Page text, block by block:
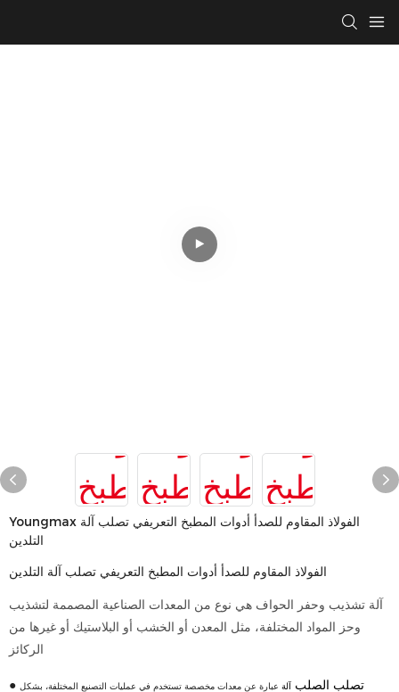
Youngmax الفولاذ المقاوم للصدأ أدوات المطبخ التعريفي تصلب آلة
التلدين
الفولاذ المقاوم للصدأ أدوات المطبخ التعريفي تصلب آلة التلدين
آلة تشذيب وحفر الحواف هي نوع من المعدات الصناعية المصممة لتشذيب
وحز المواد المختلفة، مثل المعدن أو الخشب أو البلاستيك أو غيرها من
الركائز
● تصلب الصلب آلة عبارة عن معدات مخصصة تستخدم في عمليات التصنيع المختلفة، بشكل